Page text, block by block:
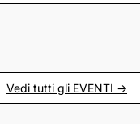
Vedi tutti gli EVENTI ->